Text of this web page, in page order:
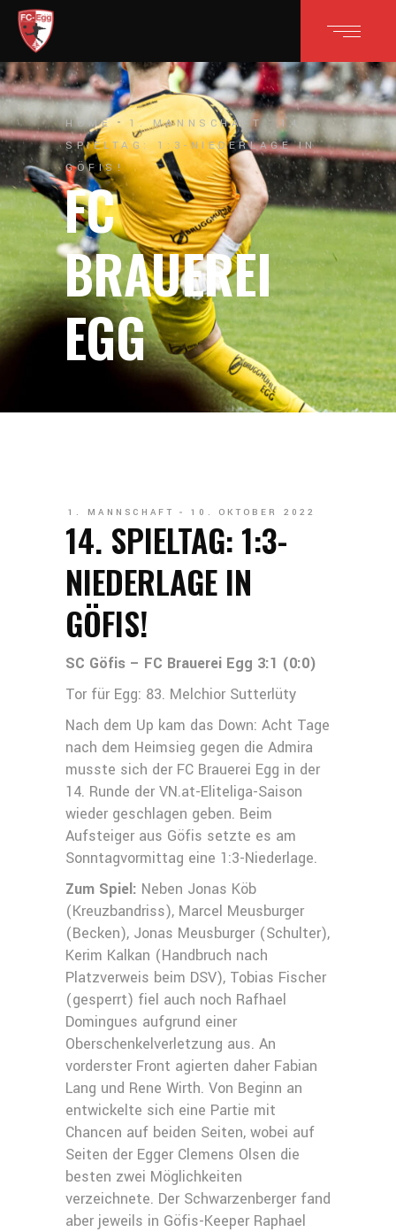
HOME 1. MANNSCHAFT
14.
SPIELTAG: 1:3-NIEDERLAGE IN
GÖFIS!
FC
BRAUEREI
EGG
1. MANNSCHAFT 10. OKTOBER 2022
14. SPIELTAG: 1:3-
NIEDERLAGE IN
GÖFIS!
SC Göfis – FC Brauerei Egg 3:1 (0:0)
Tor für Egg: 83. Melchior Sutterlüty
Nach dem Up kam das Down: Acht Tage
nach dem Heimsieg gegen die Admira
musste sich der FC Brauerei Egg in der
14. Runde der VN.at-Eliteliga-Saison
wieder geschlagen geben. Beim
Aufsteiger aus Göfis setzte es am
Sonntagvormittag eine 1:3-Niederlage.
Zum Spiel: Neben Jonas Köb
(Kreuzbandriss), Marcel Meusburger
(Becken), Jonas Meusburger (Schulter),
Kerim Kalkan (Handbruch nach
Platzverweis beim DSV), Tobias Fischer
(gesperrt) fiel auch noch Rafhael
Domingues aufgrund einer
Oberschenkelverletzung aus. An
vorderster Front agierten daher Fabian
Lang und Rene Wirth. Von Beginn an
entwickelte sich eine Partie mit
Chancen auf beiden Seiten, wobei auf
Seiten der Egger Clemens Olsen die
besten zwei Möglichkeiten
verzeichnete. Der Schwarzenberger fand
aber jeweils in Göfis-Keeper Raphael